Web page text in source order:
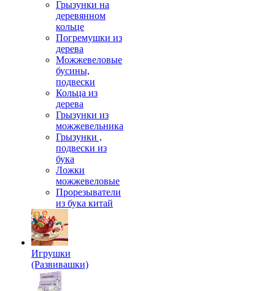
Грызунки на
деревянном
кольце
Погремушки из
дерева
Можжевеловые
бусины,
подвески
Кольца из
дерева
Грызунки из
можжевельника
Грызунки ,
подвески из
бука
Ложки
можжевеловые
Прорезыватели
из бука китай
Игрушки
(Развивашки)